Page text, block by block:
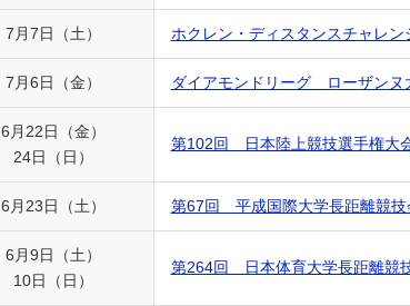
7月7日（土） ホクレン・ディスタンスチャレ
7月6日（金） ダイアモンドリーグ ローザンヌ
6月22日（金）
24日（日）
第102回 日本陸上競技選手権大
6月23日（土） 第67回 平成国際大学長距離競技
6月9日（土）
10日（日）
第264回 日本体育大学長距離競